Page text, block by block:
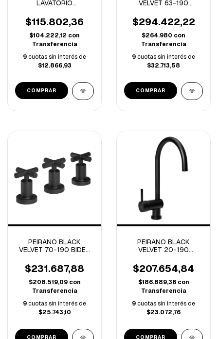
LAVATORIO
ARIZONA CROMO
$115.802,36
$104.222,12 con
Transferencia
9cuotas sin interés de
$12.866,93
VELVET 63-190
MONOCOMANDO. (A)
$294.422,22
$264.980 con
Transferencia
9cuotas sin interés de
$32.713,58
PEIRANO BLACK
VELVET 70-190 BIDET
VELVET (A)
$231.687,88
$208.519,09 con
Transferencia
9cuotas sin interés de
$25.743,10
PEIRANO BLACK
VELVET 20-190
MONOCOMANDO
MESADA NEGRO (A)
$207.654,84
$186.889,36 con
Transferencia
9cuotas sin interés de
$23.072,76